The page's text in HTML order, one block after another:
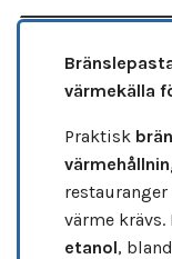
värmekälla
Praktisk
värme
etanol,